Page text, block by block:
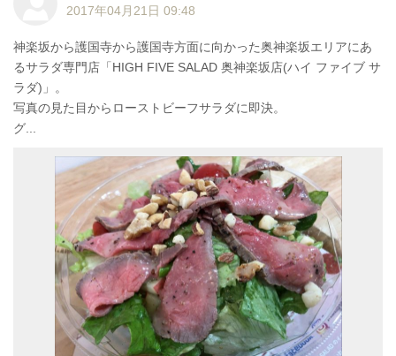
2017年04月21日 09:48
神楽坂から護国寺から護国寺方面に向かった奥神楽坂エリアにあ
るサラダ専門店「HIGH FIVE SALAD 奥神楽坂店(ハイ ファイブ サ
ラダ)」。
写真の見た目からローストビーフサラダに即決。
グ...